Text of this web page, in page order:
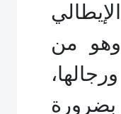
وهو من
بضرورة